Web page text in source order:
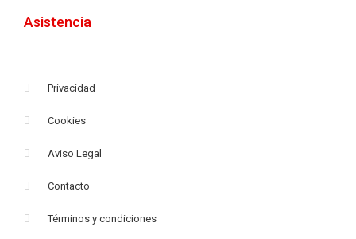
Asistencia
Privacidad
Cookies
Aviso Legal
Contacto
Términos y condiciones